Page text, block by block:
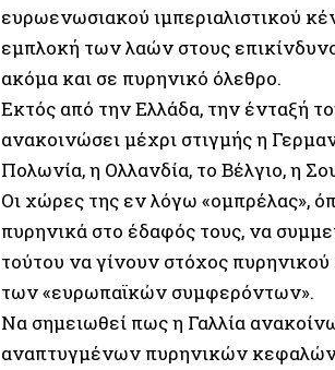
ευρωενωσιακού ιμπεριαλιστικού
εμπλοκή των λαών στους
ακόμα και σε πυρηνικό όλεθρο.
Εκτός από την Ελλάδα, την ένταξή
ανακοινώσει μέχρι στιγμής η
Πολωνία, η Ολλανδία, το Βέλγιο, η
Οι χώρες της εν λόγω «ομπρέλας»,
πυρηνικά στο έδαφός τους, να
τούτου να γίνουν στόχος
των «ευρωπαϊκών συμφερόντων».
Να σημειωθεί πως η Γαλλία
αναπτυγμένων πυρηνικών κεφαλών,